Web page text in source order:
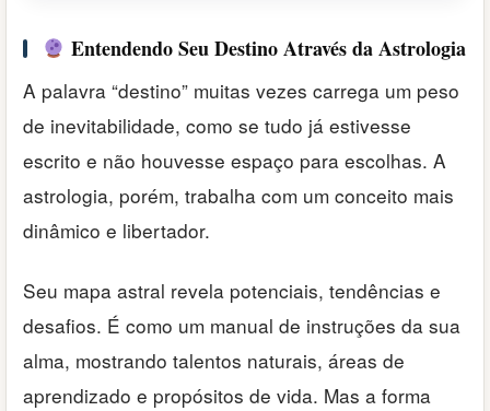
Entendendo Seu Destino Através da Astrologia
A palavra “destino” muitas vezes carrega um peso
de inevitabilidade, como se tudo já estivesse
escrito e não houvesse espaço para escolhas. A
astrologia, porém, trabalha com um conceito mais
dinâmico e libertador.
Seu mapa astral revela potenciais, tendências e
desafios. É como um manual de instruções da sua
alma, mostrando talentos naturais, áreas de
aprendizado e propósitos de vida. Mas a forma